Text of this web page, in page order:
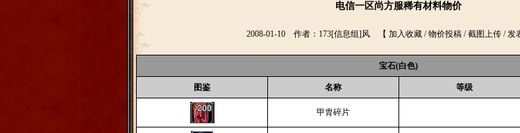
电信一区尚方服稀有材料物价
2008-01-10 作者：173[信息组]风【 加入收藏/物价投稿 /截图上传/发
宝石(白色)
图鉴 名称 等级
甲胄碎片